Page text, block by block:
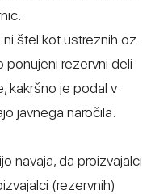
štel kot ustreznih oz.
ponujeni rezervni deli
kakršno je podal v
javnega naročila.
navaja, da proizvajalci
(rezervnih)